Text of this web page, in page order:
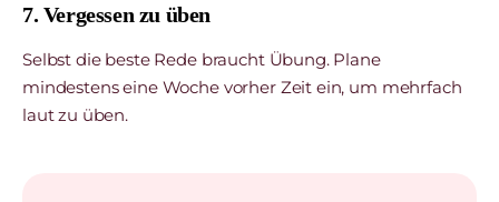
7. Vergessen zu üben
Selbst die beste Rede braucht Übung. Plane
mindestens eine Woche vorher Zeit ein, um mehrfach
laut zu üben.